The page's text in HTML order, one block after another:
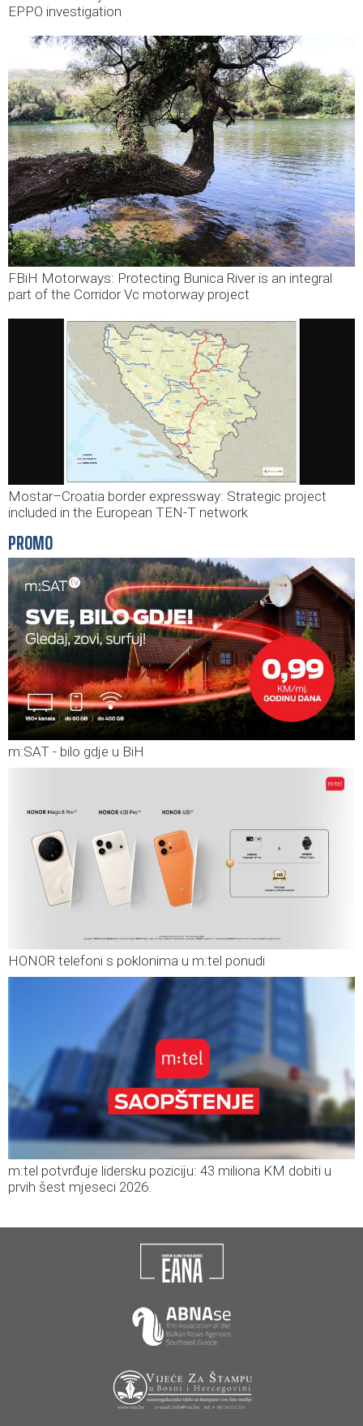
EPPO investigation
FBiH Motorways: Protecting Bunica River is an integral
part of the Corridor Vc motorway project
Mostar–Croatia border expressway: Strategic project
included in the European TEN-T network
PROMO
m:SAT - bilo gdje u BiH
HONOR telefoni s poklonima u m:tel ponudi
m:tel potvrđuje lidersku poziciju: 43 miliona KM dobiti u
prvih šest mjeseci 2026.